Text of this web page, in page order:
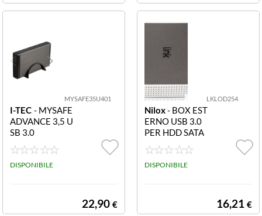
MYSAFE35U401
I-TEC - MYSAFE
ADVANCE 3,5 U
SB 3.0
DISPONIBILE
22,90 €
LKLOD254
Nilox- BOX EST
ERNO USB 3.0
PER HDD SATA
FINO A 12,5 M
M DI SPESSOR
E LKLOD254 LI
DISPONIBILE
16,21 €